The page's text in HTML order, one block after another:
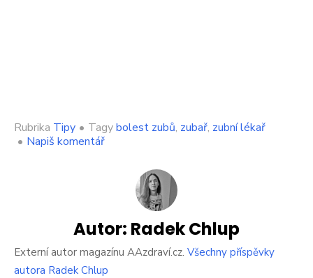
Rubrika Tipy • Tagybolest zubů, zubař, zubní lékař
• Napiš komentářon
návštěvě
zubaře
musí
platit
poplatek
Autor: Radek Chlup
Externí autor magazínu AAzdraví.cz. Všechny příspěvky
autora Radek Chlup